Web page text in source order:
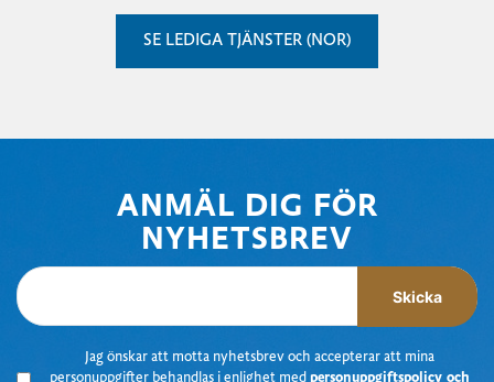
SE LEDIGA TJÄNSTER (NOR)
ANMÄL DIG FÖR
NYHETSBREV
Jag önskar att motta nyhetsbrev och accepterar att mina
personuppgifter behandlas i enlighet med personuppgiftspolicy och
Skicka